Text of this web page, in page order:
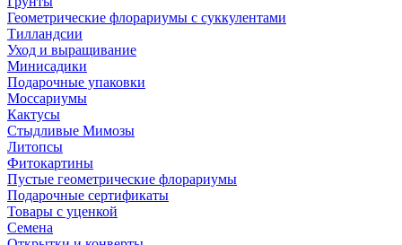
Геометрические флорариумы с суккулентами
Тилландсии
Уход и выращивание
Минисадики
Подарочные упаковки
Моссариумы
Кактусы
Стыдливые Мимозы
Литопсы
Фитокартины
Пустые геометрические флорариумы
Подарочные сертификаты
Товары с уценкой
Семена